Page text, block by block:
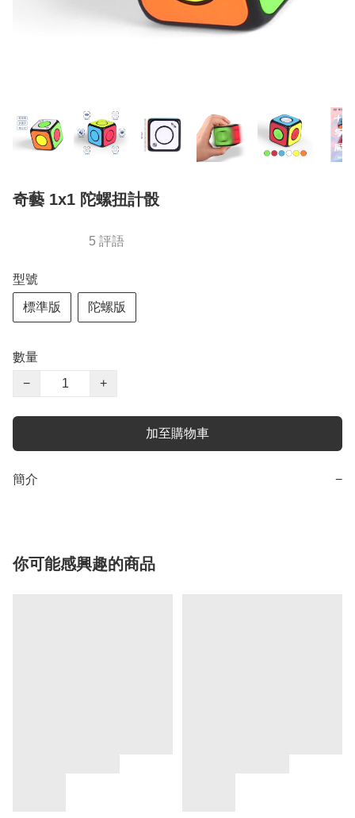
奇藝 1x1 陀螺扭計骰
5 評語
型號
標準版 陀螺版
數量
−
+
加至購物車
簡介 −
你可能感興趣的商品